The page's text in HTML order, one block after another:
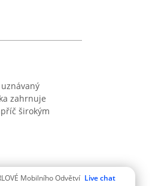
Mobilního Odvětví Live chat
zahrnuje
širokým